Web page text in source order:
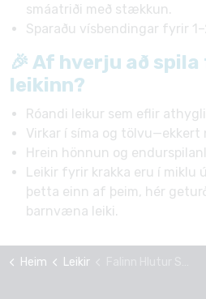
smáatriði með stækkun.
Sparaðu vísbendingar fyrir
🎉 Af hverju að
leikinn?
Róandi leikur sem eflir
Virkar í síma og tölvu—ekkert
Hrein hönnun og
Leikir fyrir krakka eru í miklu
þetta einn af þeim, hér
barnvæna leiki.
Heim Leikir